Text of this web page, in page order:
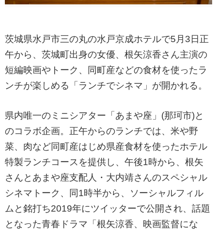
茨城県水戸市三の丸の水戸京成ホテルで5月3日正
午から、茨城町出身の女優、根矢涼香さん主演の
短編映画やトーク、同町産などの食材を使ったラ
ンチが楽しめる「ランチでシネマ」が開かれる。
県内唯一のミニシアター「あまや座」(那珂市)と
のコラボ企画。正午からのランチでは、米や野
菜、肉など同町産はじめ県産食材を使ったホテル
特製ランチコースを提供し、午後1時から、根矢
さんとあまや座支配人・大内靖さんのスペシャル
シネマトーク、同1時半から、ソーシャルフィル
ムと銘打ち2019年にツイッターで公開され、話題
となった青春ドラマ「根矢涼香、映画監督にな